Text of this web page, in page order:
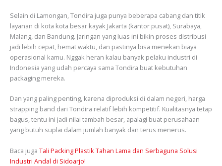
Selain di Lamongan, Tondira juga punya beberapa cabang dan titik
layanan di kota kota besar kayak Jakarta (kantor pusat), Surabaya,
Malang, dan Bandung. Jaringan yang luas ini bikin proses distribusi
jadi lebih cepat, hemat waktu, dan pastinya bisa menekan biaya
operasional kamu. Nggak heran kalau banyak pelaku industri di
Indonesia yang udah percaya sama Tondira buat kebutuhan
packaging mereka.
Dan yang paling penting, karena diproduksi di dalam negeri, harga
strapping band dari Tondira relatif lebih kompetitif. Kualitasnya tetap
bagus, tentu ini jadi nilai tambah besar, apalagi buat perusahaan
yang butuh suplai dalam jumlah banyak dan terus menerus.
Baca juga Tali Packing Plastik Tahan Lama dan Serbaguna Solusi
Industri Andal di Sidoarjo!